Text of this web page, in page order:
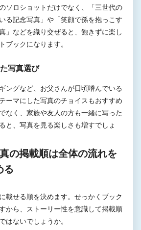
ソロショットだけでなく、「三世代の
る記念写真」や「笑顔で孫を抱っこす
」などを織り交ぜると、飽きずに楽し
ブックになります。
写真選び
ングなど、お父さんが日頃嗜んでいる
ーマにした写真のチョイスもおすすめ
なく、家族や友人の方も一緒に写った
と、写真を見る楽しさも増すでしょ
真の掲載順は全体の流れを
る
載せる順を決めます。せっかくブック
から、ストーリー性を意識して掲載順
はないでしょうか。